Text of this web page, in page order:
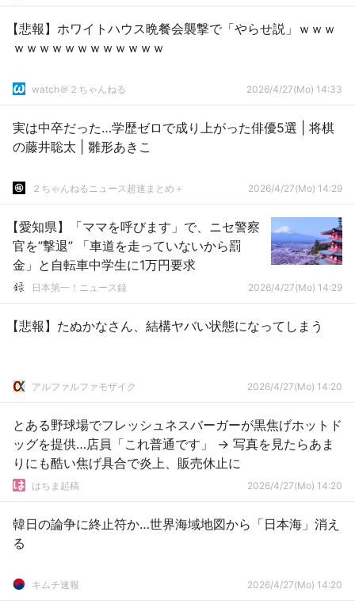
【悲報】ホワイトハウス晩餐会襲撃で「やらせ説」ｗｗｗ
ｗｗｗｗｗｗｗｗｗｗｗｗ
watch＠２ちゃんねる 2026/4/27(Mo) 14:33
実は中卒だった…学歴ゼロで成り上がった俳優5選 | 将棋
の藤井聡太 | 雛形あきこ
２ちゃんねるニュース超速まとめ＋ 2026/4/27(Mo) 14:29
【愛知県】「ママを呼びます」で、ニセ警察
官を”撃退” 「車道を走っていないから罰
金」と自転車中学生に1万円要求
日本第一！ニュース録 2026/4/27(Mo) 14:29
【悲報】たぬかなさん、結構ヤバい状態になってしまう
アルファルファモザイク 2026/4/27(Mo) 14:20
とある野球場でフレッシュネスバーガーが黒焦げホットド
ッグを提供…店員「これ普通です」 → 写真を見たらあま
りにも酷い焦げ具合で炎上、販売休止に
はちま起稿 2026/4/27(Mo) 14:20
韓日の論争に終止符か…世界海域地図から「日本海」消え
る
キムチ速報 2026/4/27(Mo) 14:20